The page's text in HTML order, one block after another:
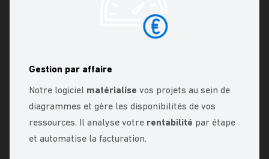
Gestion par affaire
Notre logiciel matérialise vos projets au sein de
diagrammes et gère les disponibilités de vos
ressources. Il analyse votre rentabilité par étape
et automatise la facturation.